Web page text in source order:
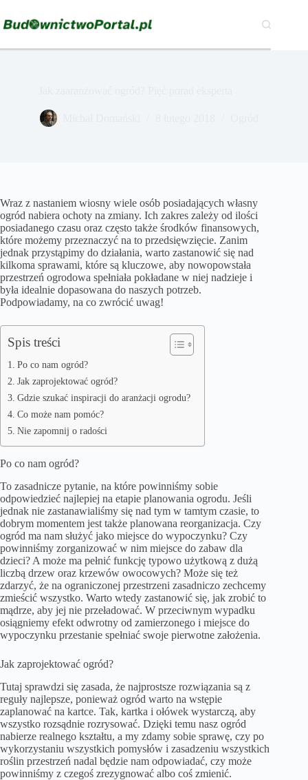
do
treści
Wraz z nastaniem wiosny wiele osób posiadających własny
ogród nabiera ochoty na zmiany. Ich zakres zależy od ilości
posiadanego czasu oraz często także środków finansowych,
które możemy przeznaczyć na to przedsięwzięcie. Zanim
jednak przystąpimy do działania, warto zastanowić się nad
kilkoma sprawami, które są kluczowe, aby nowopowstała
przestrzeń ogrodowa spełniała pokładane w niej nadzieje i
była idealnie dopasowana do naszych potrzeb.
Podpowiadamy, na co zwrócić uwag!
Spis treści
Po co nam ogród?
Jak zaprojektować ogród?
Gdzie szukać inspiracji do aranżacji ogrodu?
Co może nam pomóc?
Nie zapomnij o radości
Po co nam ogród?
To zasadnicze pytanie, na które powinniśmy sobie
odpowiedzieć najlepiej na etapie planowania ogrodu. Jeśli
jednak nie zastanawialiśmy się nad tym w tamtym czasie, to
dobrym momentem jest także planowana reorganizacja. Czy
ogród ma nam służyć jako miejsce do wypoczynku? Czy
powinniśmy zorganizować w nim miejsce do zabaw dla
dzieci? A może ma pełnić funkcję typowo użytkową z dużą
liczbą drzew oraz krzewów owocowych? Może się też
zdarzyć, że na ograniczonej przestrzeni zasadniczo zechcemy
zmieścić wszystko. Warto wtedy zastanowić się, jak zrobić to
mądrze, aby jej nie przeładować. W przeciwnym wypadku
osiągniemy efekt odwrotny od zamierzonego i miejsce do
wypoczynku przestanie spełniać swoje pierwotne założenia.
Jak zaprojektować ogród?
Tutaj sprawdzi się zasada, że najprostsze rozwiązania są z
reguły najlepsze, ponieważ ogród warto na wstępie
zaplanować na kartce. Tak, kartka i ołówek wystarczą, aby
wszystko rozsądnie rozrysować. Dzięki temu nasz ogród
nabierze realnego kształtu, a my zdamy sobie sprawę, czy po
wykorzystaniu wszystkich pomysłów i zasadzeniu wszystkich
roślin przestrzeń nadal będzie nam odpowiadać, czy może
powinniśmy z czegoś zrezygnować albo coś zmienić.